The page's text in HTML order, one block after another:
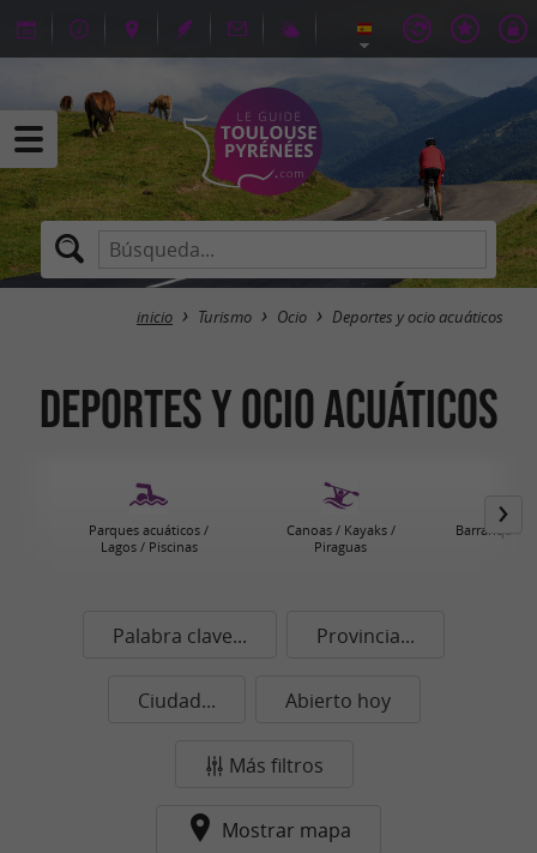
inicio Turismo Ocio Deportes y ocio acuáticos
Deportes y ocio acuáticos
Parques acuáticos /
Lagos / Piscinas
Canoas / Kayaks /
Piraguas
Palabra clave... Provincia...
Ciudad... Abierto hoy
Más filtros
Mostrar mapa